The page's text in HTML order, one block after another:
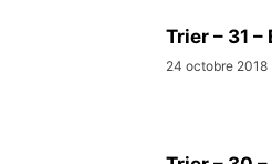
Trier – 31
24 octobre 2018